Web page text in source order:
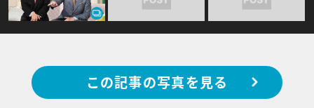
この記事の写真を見る